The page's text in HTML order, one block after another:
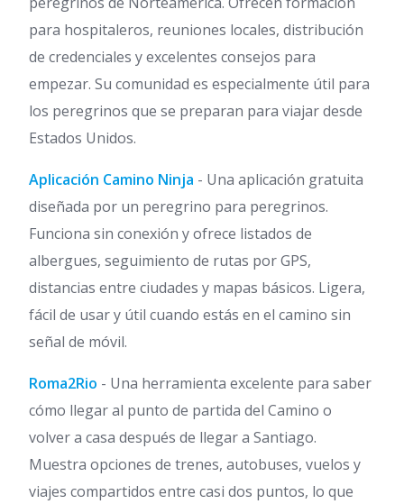
para hospitaleros, reuniones locales, distribución
de credenciales y excelentes consejos para
empezar. Su comunidad es especialmente útil para
los peregrinos que se preparan para viajar desde
Estados Unidos.
Aplicación Camino Ninja - Una aplicación gratuita
diseñada por un peregrino para peregrinos.
Funciona sin conexión y ofrece listados de
albergues, seguimiento de rutas por GPS,
distancias entre ciudades y mapas básicos. Ligera,
fácil de usar y útil cuando estás en el camino sin
señal de móvil.
Roma2Rio - Una herramienta excelente para saber
cómo llegar al punto de partida del Camino o
volver a casa después de llegar a Santiago.
Muestra opciones de trenes, autobuses, vuelos y
viajes compartidos entre casi dos puntos, lo que